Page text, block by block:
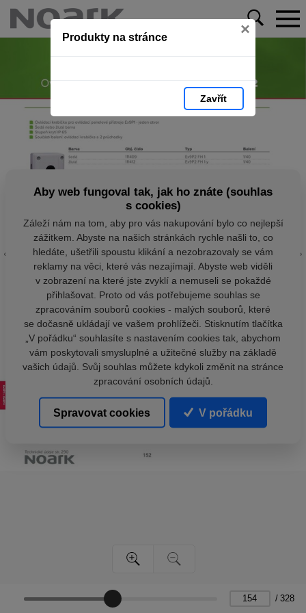
Produkty na stránce ×
Zavřít
/ 328
Aby web fungoval tak, jak ho znáte (souhlas
s cookies)
Záleží nám na tom, aby pro vás nakupování bylo co nejlepší
zážitkem. Abyste na našich stránkách rychle našli to, co
hledáte, ušetřili spoustu klikání a nezobrazovaly se vám
reklamy na věci, které vás nezajímají. Abyste web viděli
v zobrazení na které jste zvyklí a nemuseli se pokaždé
přihlašovat. Proto od vás potřebujeme souhlas se
zpracováním souborů cookies - malých souborů, které
se dočasně ukládají ve vašem prohlížeči. Stisknutím tlačítka
„V pořádku“ souhlasíte s nastavením cookies tak, abychom
vám poskytovali smysluplné a užitečné služby na základě
vašich údajů. Svůj souhlas můžete kdykoli změnit na stránce
zpracování osobních údajů.
Spravovat cookies V pořádku